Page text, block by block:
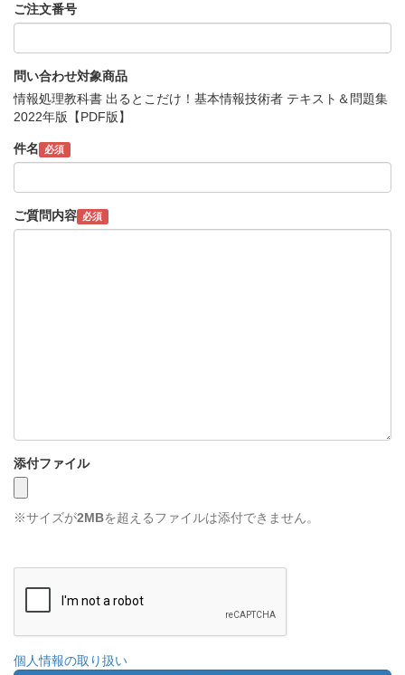
ご注文番号
問い合わせ対象商品
情報処理教科書 出るとこだけ！基本情報技術者 テキスト＆問題集
2022年版【PDF版】
件名 必須
ご質問内容 必須
添付ファイル
※サイズが2MBを超えるファイルは添付できません。
個人情報の取り扱い